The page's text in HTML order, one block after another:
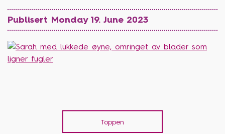
Publisert Monday 19. June 2023
Toppen